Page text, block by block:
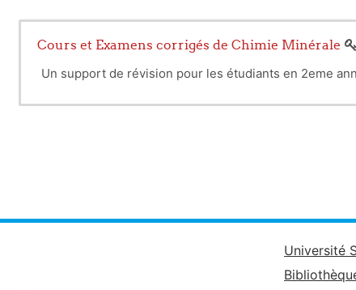
Cours et Examens corrigés de Chimie Minérale
Un support de révision pour les étudiants en 2eme
Université